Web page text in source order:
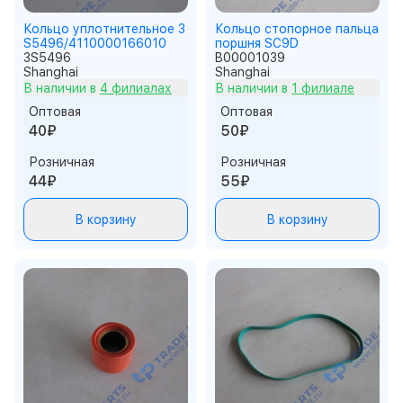
Кольцо уплотнительное 3
S5496/4110000166010
3S5496
Shanghai
В наличии в 4 филиалах
Оптовая
40₽
Розничная
44₽
В корзину
Кольцо стопорное пальца
поршня SC9D
B00001039
Shanghai
В наличии в 1 филиале
Оптовая
50₽
Розничная
55₽
В корзину